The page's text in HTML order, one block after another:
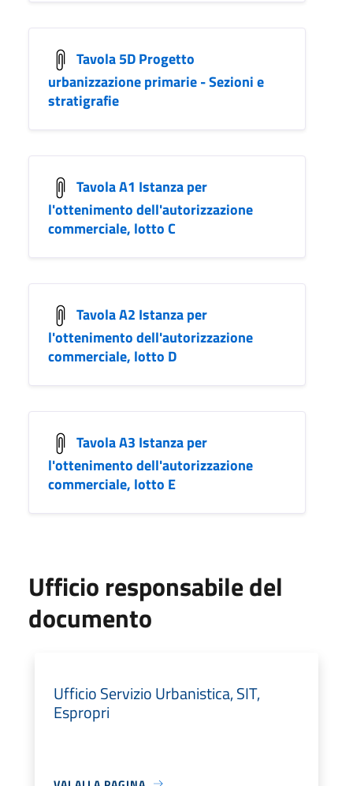
Tavola 5D Progetto
urbanizzazione primarie - Sezioni e
stratigrafie
Tavola A1 Istanza per
l'ottenimento dell'autorizzazione
commerciale, lotto C
Tavola A2 Istanza per
l'ottenimento dell'autorizzazione
commerciale, lotto D
Tavola A3 Istanza per
l'ottenimento dell'autorizzazione
commerciale, lotto E
Ufficio responsabile del
documento
Ufficio Servizio Urbanistica, SIT,
Espropri